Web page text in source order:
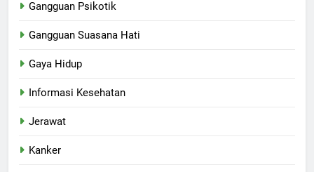
Gangguan Psikotik
Gangguan Suasana Hati
Gaya Hidup
Informasi Kesehatan
Jerawat
Kanker